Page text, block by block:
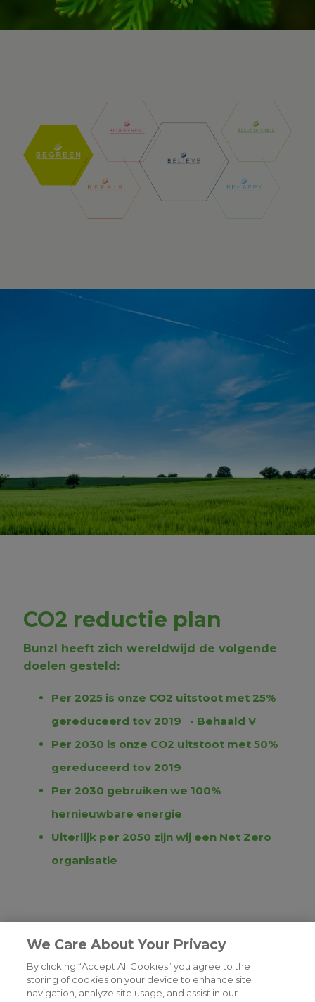
CO2 reductie plan
Bunzl heeft zich wereldwijd de volgende
doelen gesteld:
Per 2025 is onze CO2 uitstoot met 25%
gereduceerd tov 2019 - Behaald V
Per 2030 is onze CO2 uitstoot met 50%
gereduceerd tov 2019
Per 2030 gebruiken we 100%
hernieuwbare energie
Uiterlijk per 2050 zijn wij een Net Zero
organisatie
We Care About Your Privacy
By clicking “Accept All Cookies” you agree to the
storing of cookies on your device to enhance site
navigation, analyze site usage, and assist in our